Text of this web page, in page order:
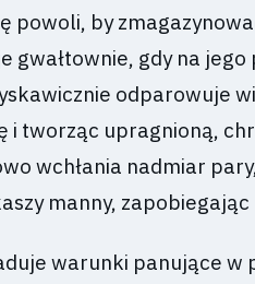
powoli, by
gwałtownie, gdy na
odparowuje
i tworząc upragnioną,
wchłania nadmiar
manny,
warunki panujące